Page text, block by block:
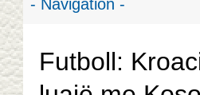
Futboll: